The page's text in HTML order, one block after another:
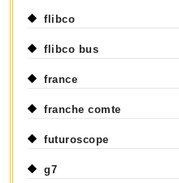
flibco
flibco bus
france
franche comte
futuroscope
g7